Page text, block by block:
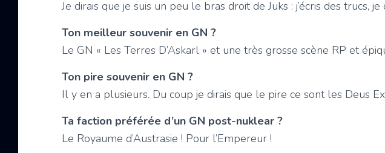
Je dirais que je suis un peu le bras droit de Juks : j’écris des trucs,
Ton meilleur souvenir en GN ?
Le GN « Les Terres D’Askarl » et une très grosse scène RP et
Ton pire souvenir en GN ?
Il y en a plusieurs. Du coup je dirais que le pire ce sont les Deus
Ta faction préférée d’un GN post-nuklear ?
Le Royaume d’Austrasie ! Pour l’Empereur !